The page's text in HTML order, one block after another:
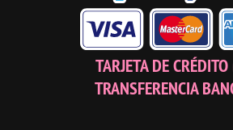
TARJETA DE
TRANSFERENCIA